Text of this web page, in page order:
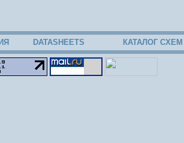
DATASHEETS КАТАЛОГ СХЕМ